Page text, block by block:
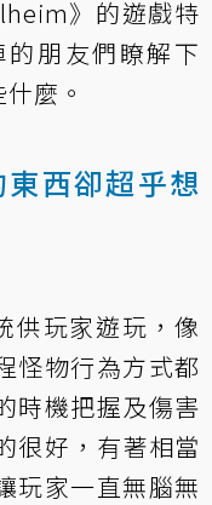
》的遊戲特
朋友們瞭解下
麼。
西卻超乎想
供玩家遊玩，像
怪物行為方式都
時機把握及傷害
很好，有著相當
玩家一直無腦無